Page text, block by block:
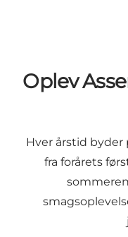
Oplev
Hver årstid
fra forårets